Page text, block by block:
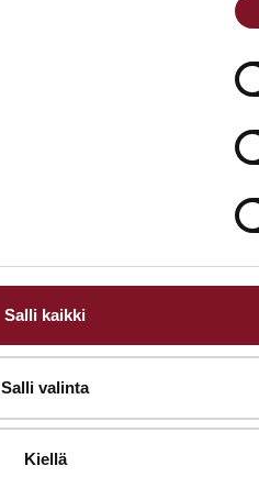
Salli kaikki
Salli valinta
Kiellä
Tarjouspyyntölomake